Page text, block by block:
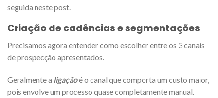
seguida neste post.
Criação de cadências e segmentações
Precisamos agora entender como escolher entre os 3 canais
de prospecção apresentados.
Geralmente a ligaçãoé o canal que comporta um custo maior,
pois envolve um processo quase completamente manual.